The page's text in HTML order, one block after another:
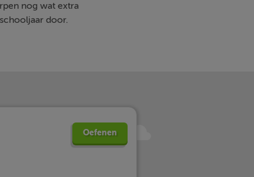
nog wat extra
door.
Oefenen